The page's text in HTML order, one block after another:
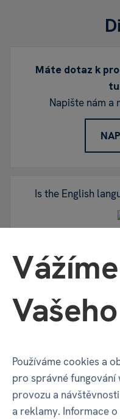
Máte dotaz k
Napište nám a
Is the English
Marieta
Odpověď e-
Používáme cookies a
pro správné fungování
provozu a
a reklamy. Informace